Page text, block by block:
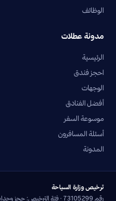
الوظائف
مدونة عطلات
الرئيسية
احجز فندق
الوجهات
أفضل الفنادق
موسوعة السفر
أسئلة المسافرون
المدونة
ترخيص وزارة السياحة
رقم 73105299 · فئة الترخيص: حجز وحدات الضيافة وتنظيم الرحلات السياحية